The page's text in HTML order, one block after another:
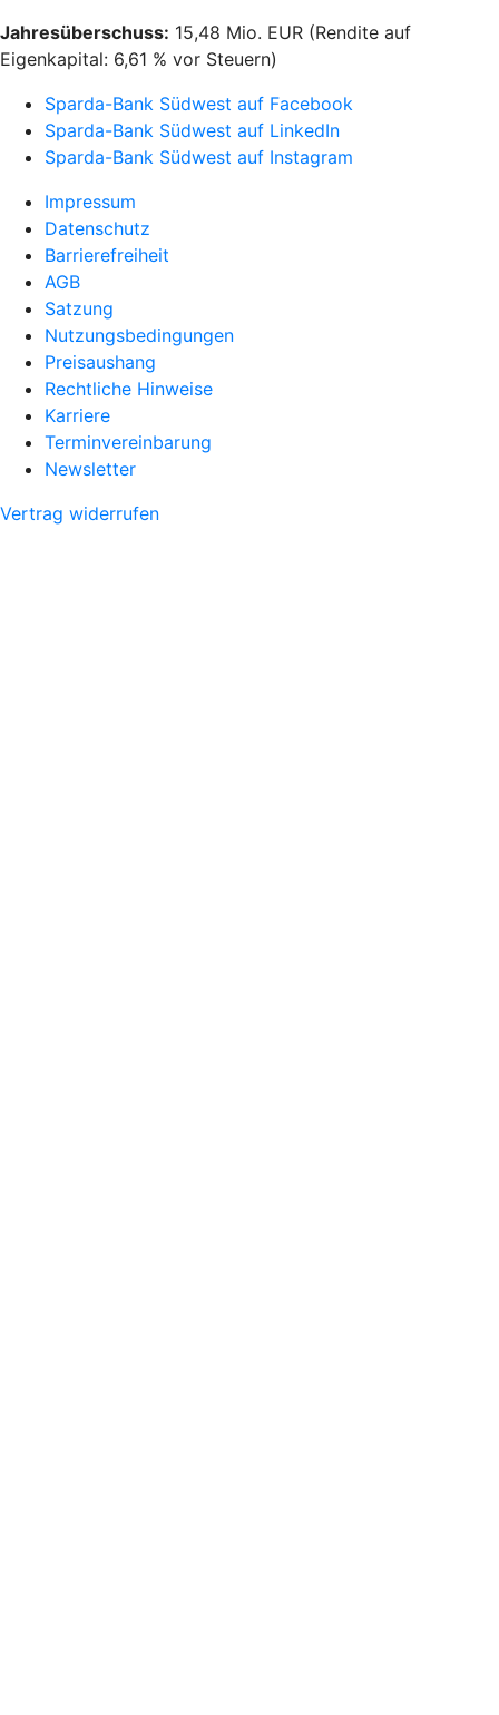
Jahresüberschuss: 15,48 Mio. EUR (Rendite auf
Eigenkapital: 6,61 % vor Steuern)
Sparda-Bank Südwest auf Facebook
Sparda-Bank Südwest auf LinkedIn
Sparda-Bank Südwest auf Instagram
Impressum
Datenschutz
Barrierefreiheit
AGB
Satzung
Nutzungsbedingungen
Preisaushang
Rechtliche Hinweise
Karriere
Terminvereinbarung
Newsletter
Vertrag widerrufen